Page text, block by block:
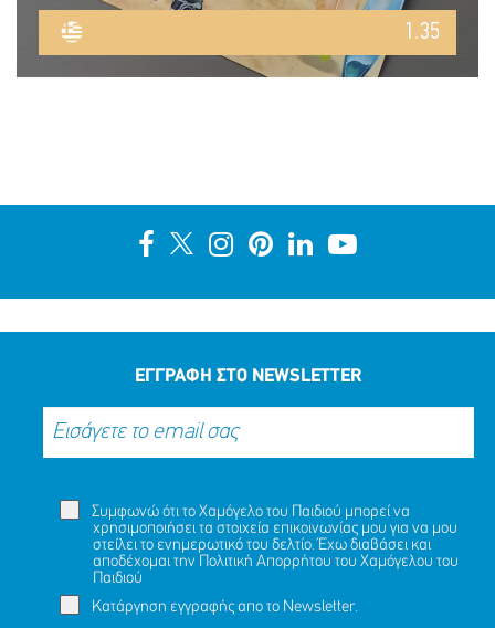
1.35
ΕΓΓΡΑΦΗ ΣΤΟ NEWSLETTER
Συμφωνώ ότι το Χαμόγελο του Παιδιού μπορεί να
χρησιμοποιήσει τα στοιχεία επικοινωνίας μου για να μου
στείλει το ενημερωτικό του δελτίο. Έχω διαβάσει και
αποδέχομαι την Πολιτική Απορρήτου του Χαμόγελου του
Παιδιού
Κατάργηση εγγραφής απο το Newsletter.